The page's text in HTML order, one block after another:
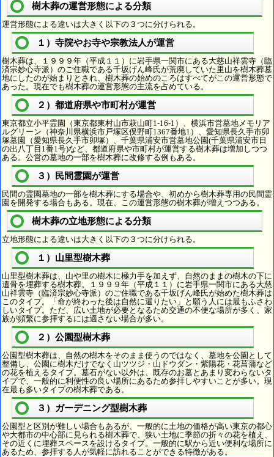
樹木葬の運営形態による分類
運営形態による違いは大きく以下の３つに分けられる。
１）寺院やお寺や宗教法人が運営
樹木葬は、１９９９年（平成１１）に岩手県一関市にある大慈山祥雲寺（臨
済宗妙心寺派）のご住職である千坂げん峰氏が荒廃していた里山を樹木葬墓
地にしたのが始まりとされ、樹木葬の始めのころはすべてがこの運営形態で
あった。現在でも樹木葬の運営形態の主流を占めている。
２）都道府県や市町村が運営
東京都立小平霊園（東京都東村山市萩山町1-16-1）、横浜市営墓地メモリア
ルグリーン（神奈川県横浜市戸塚区俣野町1367番地1）、愛知県長久手市卯
塚墓園（愛知県長久手市卯塚）、千葉県浦安市営墓地公園(千葉県浦安市日
の出八丁目1番1号)など、都道府県や市町村が運営する樹木葬は増加しつつ
ある。公営の墓地の一部を樹木葬に改修する例もある。
３）民間霊園が運営
民間の霊園墓地の一部を樹木葬にする場合や、初めから樹木葬専用の民間霊
園を開発する場合もある。現在、この運営形態の樹木葬が増えつつある。
樹木葬の立地形態による分類
立地形態による違いは大きく以下の３つに分けられる。
１）山里型樹木葬
山里型樹木葬は、山や里の樹木に極力手を加えず、自然のままの樹木の下に
遺骨を埋葬する樹木葬。１９９９年（平成１１）に岩手県一関市にある大慈
山祥雲寺（臨済宗妙心寺派）のご住職である千坂げん峰氏が始めた樹木葬は
このタイプ。「命が終わった後は自然に還りたい」と願う人には最もふさわ
しいタイプ。ただ、広い土地が必要となるため交通の不便な場所が多く、家
族が頻繁に参拝するには適さない場合が多い。
２）公園型樹木葬
公園型樹木葬は、自然の樹木をそのまま使うのではなく、墓地を公園として
整備し、公園に樹木だけでなく山ツツジ・山ドウダン・紫陽花・花菖蒲など
の花を植えるタイプ。墓石がない以外は、既存のお墓とあまり変わらないタ
イプで、一般的に利便性の良い場所にあるため参拝しやすいことが多い。現
在最も多いタイプの樹木葬である。
３）ガーデニング型樹木葬
公園型と区別が難しい場合もあるが、一般的に土地の価格が高い東京の都心
や大都市の中心部に見られる樹木葬で、狭い土地に季節の折々の花を植え、
その近くに埋葬スペースを設けるタイプ。一般的に駅から近い便利な場所に
あるため、参拝する人が気軽に訪れることができる特徴がある。